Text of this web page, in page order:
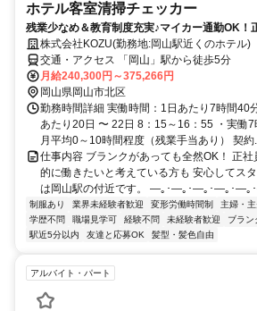
ホテル客室清掃チェッカー
残業少なめ＆教育制度充実♪マイカー通勤OK
株式会社KOZU(勤務地:岡山駅近くのホテル)
交通・アクセス 「岡山」駅から徒歩5分
月給240,300円～375,266円
岡山県岡山市北区
勤務時間詳細 実働時間：1日あたり7時間40
あたり20日 〜 22日 8：15～16：55 ・実働
月平均0～10時間程度（残業手当あり） 契約
仕事内容 ブランクがあっても全然OK！ 正
的に働きたいと考えている方も 安心してス
は岡山駅の付近です。 ―｡･―｡･―｡･―｡･―
制服あり 業界未経験者歓迎 変形労働時間制 主婦・
学歴不問
職場見学可 経験不問 未経験者歓迎 ブラン
駅近5分以内
友達と応募OK 髪型・髪色自由
アルバイト・パート